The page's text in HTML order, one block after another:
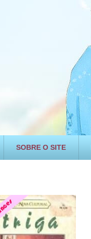
SOBRE O SITE